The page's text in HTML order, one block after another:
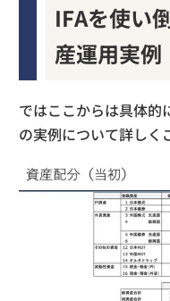
IFAを使い
産運用実例
ではここからは具体的
の実例について詳しく